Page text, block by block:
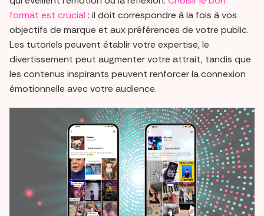
format est crucial : il doit correspondre à la fois à vos
objectifs de marque et aux préférences de votre public.
Les tutoriels peuvent établir votre expertise, le
divertissement peut augmenter votre attrait, tandis que
les contenus inspirants peuvent renforcer la connexion
émotionnelle avec votre audience.